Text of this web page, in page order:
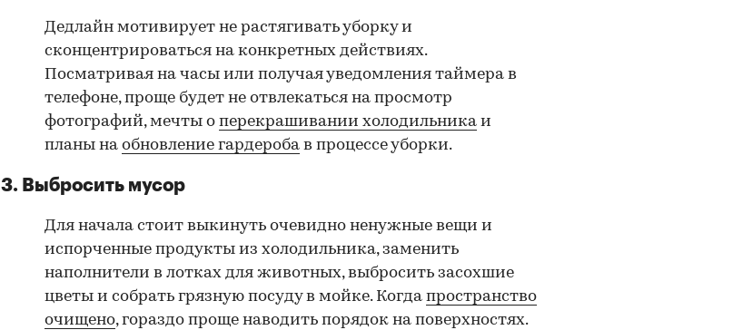
Дедлайн мотивирует не растягивать уборку и
сконцентрироваться на конкретных действиях.
Посматривая на часы или получая уведомления таймера в
телефоне, проще будет не отвлекаться на просмотр
фотографий, мечты о перекрашивании холодильника и
планы на обновление гардероба в процессе уборки.
3. Выбросить мусор
Для начала стоит выкинуть очевидно ненужные вещи и
испорченные продукты из холодильника, заменить
наполнители в лотках для животных, выбросить засохшие
цветы и собрать грязную посуду в мойке. Когда пространство
очищено, гораздо проще наводить порядок на поверхностях.